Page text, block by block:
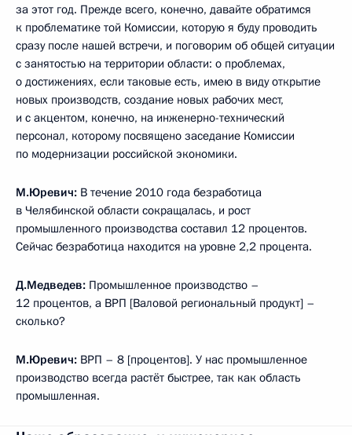
за этот год. Прежде всего, конечно, давайте обратимся
к проблематике той Комиссии, которую я буду проводить
сразу после нашей встречи, и поговорим об общей ситуации
с занятостью на территории области: о проблемах,
о достижениях, если таковые есть, имею в виду открытие
новых производств, создание новых рабочих мест,
и с акцентом, конечно, на инженерно-технический
персонал, которому посвящено заседание Комиссии
по модернизации российской экономики.
М.Юревич: В течение 2010 года безработица
в Челябинской области сокращалась, и рост
промышленного производства составил 12 процентов.
Сейчас безработица находится на уровне 2,2 процента.
Д.Медведев: Промышленное производство –
12 процентов, а ВРП [Валовой региональный продукт] –
сколько?
М.Юревич: ВРП – 8 [процентов]. У нас промышленное
производство всегда растёт быстрее, так как область
промышленная.